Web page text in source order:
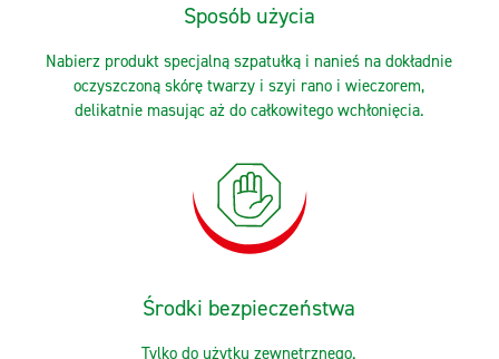
Sposób użycia
Nabierz produkt specjalną szpatułką i nanieś na dokładnie
oczyszczoną skórę twarzy i szyi rano i wieczorem,
delikatnie masując aż do całkowitego wchłonięcia.
Środki bezpieczeństwa
Tylko do użytku zewnętrznego.